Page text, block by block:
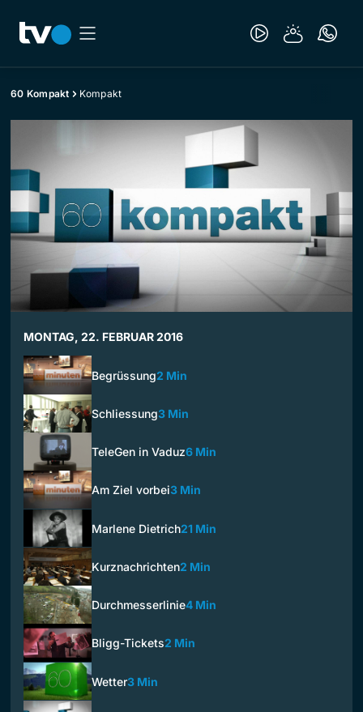
60 Kompakt Kompakt
MONTAG, 22. FEBRUAR 2016
Begrüssung2 Min
Schliessung3 Min
TeleGen in Vaduz6 Min
Am Ziel vorbei3 Min
Marlene Dietrich21 Min
Kurznachrichten2 Min
Durchmesserlinie4 Min
Bligg-Tickets2 Min
Wetter3 Min